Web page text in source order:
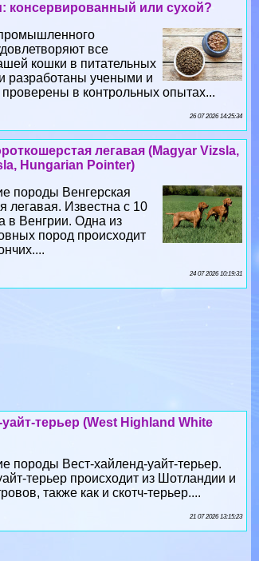
консервированный или сухой?
все
кошки в питательных
разработаны учеными и
в контрольных опытах...
26 07 2026 14:25:34
легавая (Magyar Vizsla,
Hungarian Pointer)
породы Венгерская
легавая. Известна с 10
в Венгрии. Одна из
пород происходит
24 07 2026 10:19:31
терьер (West Highland White
породы Вест-хайленд-уайт-терьер.
терьер происходит из Шотландии и
также как и скотч-терьер....
21 07 2026 13:15:23